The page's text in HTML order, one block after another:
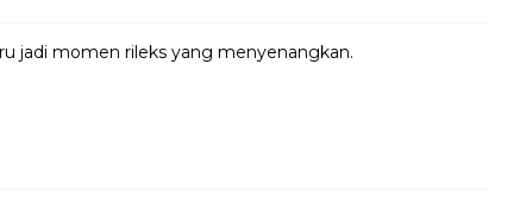
jadi momen rileks yang menyenangkan.